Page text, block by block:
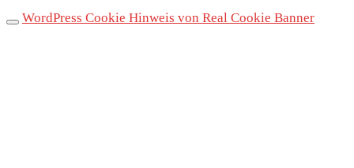
WordPress Cookie Hinweis von Real Cookie Banner